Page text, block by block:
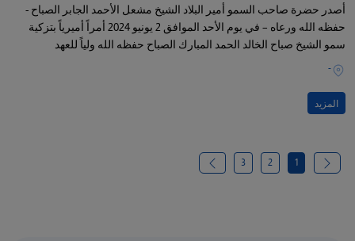
أصدر حضرة صاحب السمو أمير البلاد الشيخ مشعل الأحمد الجابر الصباح -
حفظه الله ورعاه – في يوم الأحد الموافق 2 يونيو 2024 أمراً أميرياً بتزكية
سمو الشيخ صباح الخالد الحمد المبارك الصباح حفظه الله ولياً للعهد
-
المزيد
1
2
3